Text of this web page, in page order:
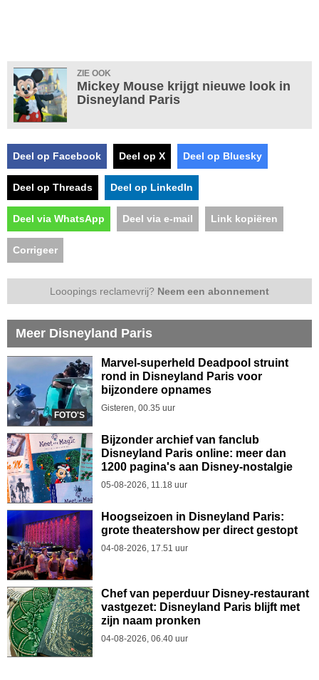
ZIE OOK
Mickey Mouse krijgt nieuwe look in
Disneyland Paris
Deel op Facebook Deel op X Deel op Bluesky
Deel op Threads Deel op LinkedIn
Deel via WhatsApp Deel via e-mail Link kopiëren
Corrigeer
Looopings reclamevrij? Neem een abonnement
Meer Disneyland Paris
FOTO'S
Marvel-superheld Deadpool struint
rond in Disneyland Paris voor
bijzondere opnames
Gisteren, 00.35 uur
Bijzonder archief van fanclub
Disneyland Paris online: meer dan
1200 pagina's aan Disney-nostalgie
05-08-2026, 11.18 uur
Hoogseizoen in Disneyland Paris:
grote theatershow per direct gestopt
04-08-2026, 17.51 uur
Chef van peperduur Disney-restaurant
vastgezet: Disneyland Paris blijft met
zijn naam pronken
04-08-2026, 06.40 uur